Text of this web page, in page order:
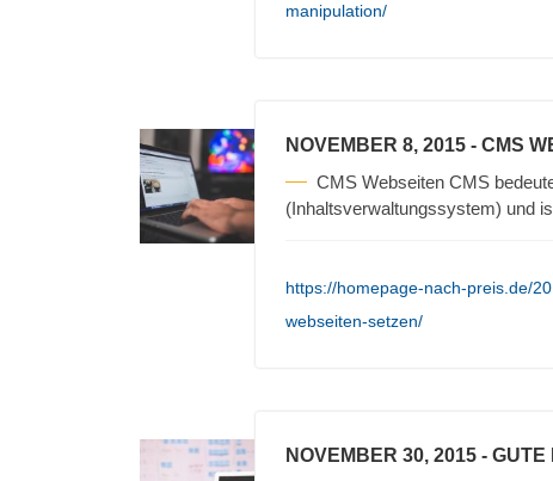
manipulation/
NOVEMBER 8, 2015 - CMS
CMS Webseiten CMS
(Inhaltsverwaltungssystem) und
https://homepage-nach-preis.de/
webseiten-setzen/
NOVEMBER 30, 2015 - GUTE